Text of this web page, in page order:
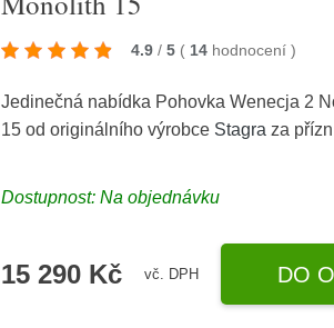
4.9 / 5 ( 14 hodnocení)
Jedinečná nabídka Pohovka Wenecja 2
15 od originálního výrobce Stagra za
Dostupnost: Na objednávku
15 290 Kč vč. DPH DO